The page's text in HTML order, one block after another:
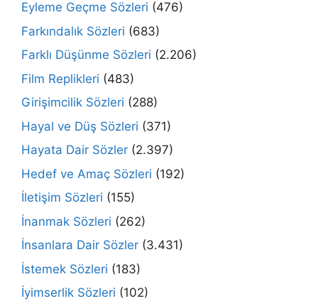
Eyleme Geçme Sözleri (476)
Farkındalık Sözleri (683)
Farklı Düşünme Sözleri (2.206)
Film Replikleri (483)
Girişimcilik Sözleri (288)
Hayal ve Düş Sözleri (371)
Hayata Dair Sözler (2.397)
Hedef ve Amaç Sözleri (192)
İletişim Sözleri (155)
İnanmak Sözleri (262)
İnsanlara Dair Sözler (3.431)
İstemek Sözleri (183)
İyimserlik Sözleri (102)